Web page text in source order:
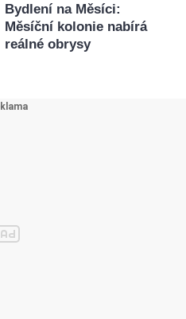
Bydlení na Měsíci:
Měsíční kolonie nabírá
reálné obrysy